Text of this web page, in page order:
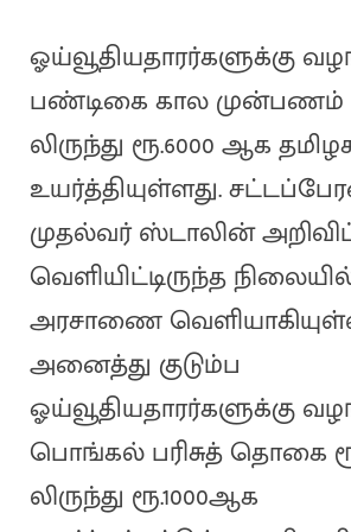
ஓய்வூதியதாரர்களுக்கு
பண்டிகை கால முன்பணம்
லிருந்து ரூ.6000 ஆக
உயர்த்தியுள்ளது.
முதல்வர் ஸ்டாலின்
வெளியிட்டிருந்த
அரசாணை
அனைத்து குடும்ப
ஓய்வூதியதாரர்களுக்கு
பொங்கல் பரிசுத் தொகை
லிருந்து ரூ.1000ஆக